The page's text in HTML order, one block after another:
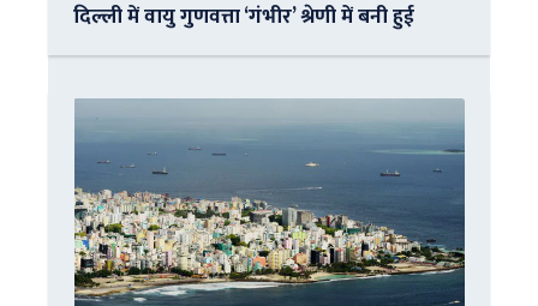
दिल्ली में वायु गुणवत्ता ‘गंभीर’ श्रेणी में बनी हुई